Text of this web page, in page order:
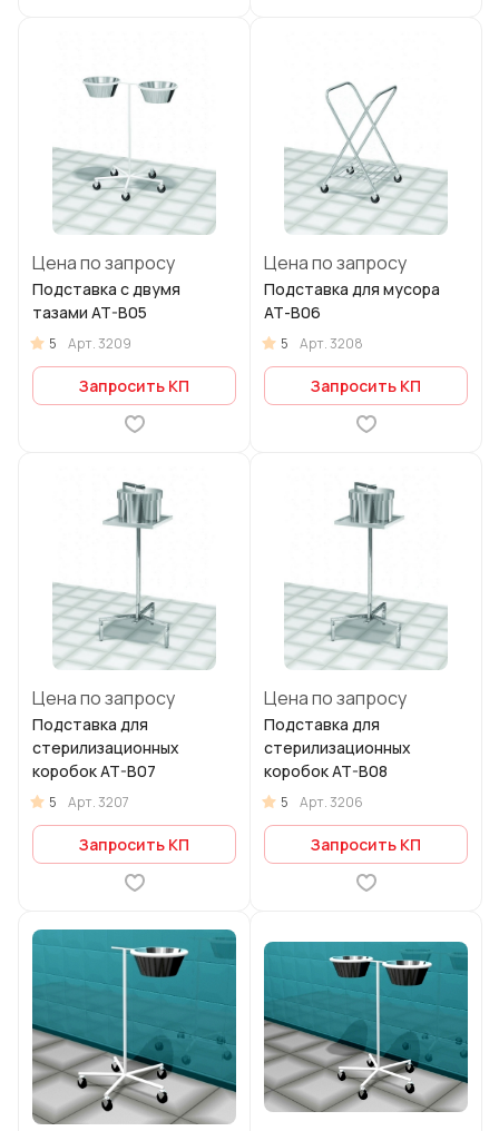
Цена по запросу
Подставка с двумя
тазами AT-B05
5 Арт.3209
Запросить КП
Цена по запросу
Подставка для мусора
АТ-В06
5 Арт.3208
Запросить КП
Цена по запросу
Подставка для
стерилизационных
коробок AT-B07
5 Арт.3207
Запросить КП
Цена по запросу
Подставка для
стерилизационных
коробок AT-B08
5 Арт.3206
Запросить КП